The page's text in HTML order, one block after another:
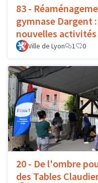
83 -
gymnase Dargent
nouvelles activités
Ville de Lyon 1 0
20 - De l'ombre
des Tables